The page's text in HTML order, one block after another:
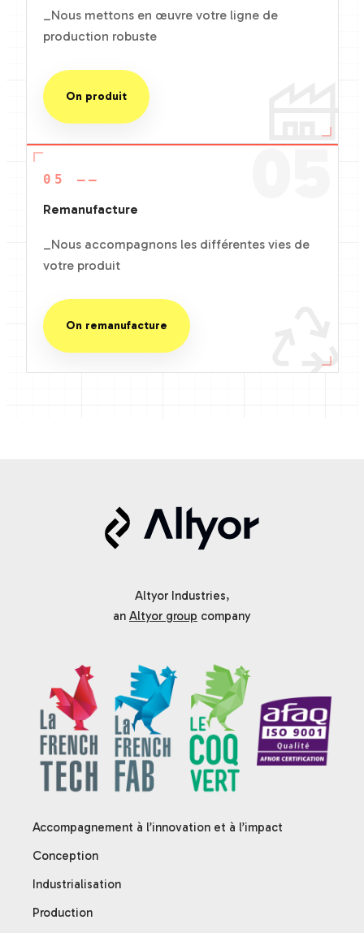
_Nous mettons en œuvre votre ligne de
production robuste
On produit
05
05 ——
Remanufacture
_Nous accompagnons les différentes vies de
votre produit
On remanufacture
Altyor Industries,
an Altyor group company
Accompagnement à l’innovation et à l’impact
Conception
Industrialisation
Production